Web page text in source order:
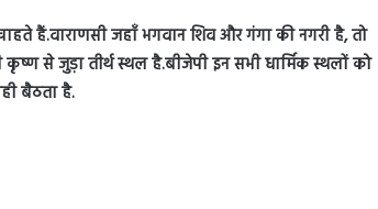
हैं.वाराणसी जहाँ भगवान शिव और गंगा की नगरी है, तो
कृष्ण से जुड़ा तीर्थ स्थल है.बीजेपी इन सभी धार्मिक स्थलों को
बैठता है.